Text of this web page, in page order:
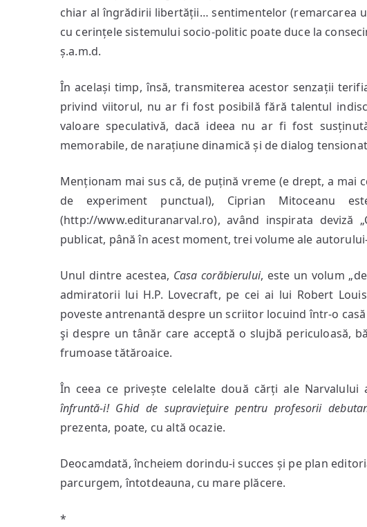
chiar al îngrădirii libertății… sentimentelor (remarcarea
cu cerințele sistemului socio-politic poate duce la
ș.a.m.d.
În același timp, însă, transmiterea acestor senzații
privind viitorul, nu ar fi fost posibilă fără talentul
valoare speculativă, dacă ideea nu ar fi fost
memorabile, de narațiune dinamică și de dialog
Menționam mai sus că, de puțină vreme (e drept, a mai
de experiment punctual), Ciprian Mitoceanu
(http://www.edituranarval.ro), având inspirata deviză
publicat, până în acest moment, trei volume ale
Unul dintre acestea, Casa corăbierului, este un volum
admiratorii lui H.P. Lovecraft, pe cei ai lui Robert
poveste antrenantă despre un scriitor locuind într-o
şi despre un tânăr care acceptă o slujbă periculoasă,
frumoase tătăroaice.
În ceea ce privește celelalte două cărți ale Narvalului
înfruntă-i! Ghid de supravieţuire pentru profesorii
prezenta, poate, cu altă ocazie.
Deocamdată, încheiem dorindu-i succes și pe plan
parcurgem, întotdeauna, cu mare plăcere.
*